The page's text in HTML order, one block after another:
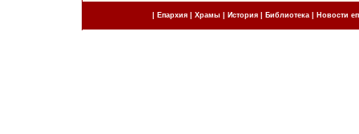
Епархия| Храмы История| Библиотека Новости